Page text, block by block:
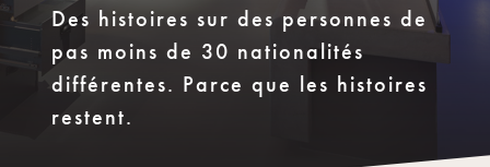
Des histoires sur des personnes de
pas moins de 30 nationalités
différentes. Parce que les histoires
restent.